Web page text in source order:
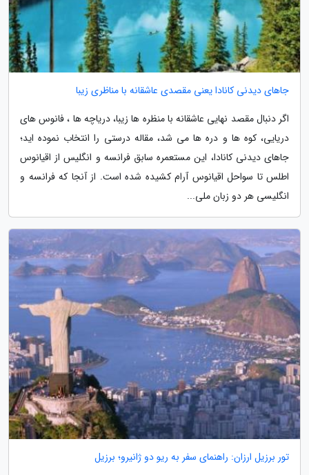
جاهای دیدنی کانادا یعنی مقصدی عاشقانه با مناظری زیبا
اگر دنبال مقصد نهایی عاشقانه با منظره ها زیبا، دریاچه ها ، فانوس های
دریایی، کوه ها و دره ها می شد، مقاله درستی را انتخاب نموده اید؛
جاهای دیدنی کانادا، این مستعمره سابق فرانسه و انگلیس از اقیانوس
اطلس تا سواحل اقیانوس آرام کشیده شده است. از آنجا که فرانسه و
انگلیسی هر دو زبان ملی...
تور برزیل ارزان: راهنمای سفر به ریو دو ژانیرو؛ برزیل